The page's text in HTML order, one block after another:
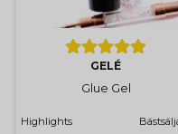
GELÉ
Glue Gel
Highlights